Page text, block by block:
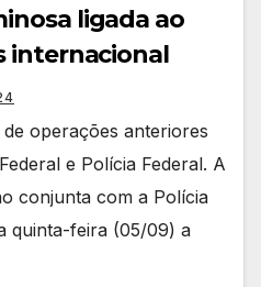
ligada ao
internacional
operações anteriores
e Polícia Federal. A
conjunta com a Polícia
quinta-feira (05/09) a